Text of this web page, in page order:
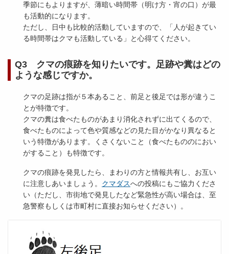
季節にもよりますが、薄暗い時間帯（明け方・宵の口）が最
も活動的になります。
ただし、日中も比較的活動していますので、「人が起きてい
る時間帯はクマも活動している」と心得てください。
Q3 クマの痕跡を知りたいです。足跡や糞はどの
ような感じですか。
クマの足跡は指が５本あること、前足と後足では形が違うこ
とが特徴です。
クマの糞は食べたものがあまり消化されずに出てくるので、
食べたものによって色や質感などの見た目がかなり異なると
いう特徴があります。くさくないこと（食べたもののにおい
がすること）も特徴です。
クマの痕跡を発見したら、まわりの方と情報共有し、お互い
に注意しあいましょう。 クマダスへの投稿にもご協力くださ
い（ただし、市街地で発見したなど緊急性が高い場合は、至
急警察もしくは市町村に直接お知らせください）。